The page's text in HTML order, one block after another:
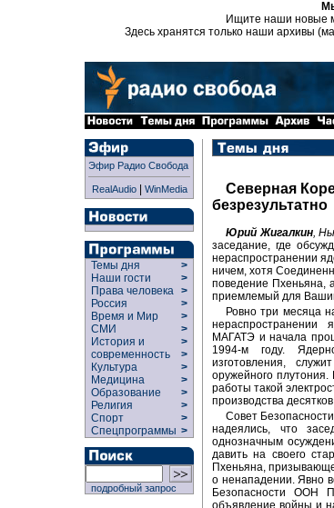
Ищите наши новые
Здесь хранятся только наши архивы
Эфир Радио Свобода
RealAudio| WinMedia
Темы дня
>
Наши гости
>
Права человека >
Россия
>
Время и Мир
>
СМИ
>
История и
современность
>
>
Культура
>
Медицина
>
Образование
>
Религия
>
Спорт
>
Спецпрограммы >
подробный запрос
Северная
безрезультатно
Юрий Жигалкин,
заседание, где
нераспространении
ничем, хотя
поведение Пхеньяна,
приемлемый для
Ровно три месяца
МАГАТЭ и начала
1994-м году.
изготовления,
оружейного плутония.
работы такой
производства
Совет
надеялись, что
однозначным
давить на своего
Пхеньяна,
о ненападении. Явно
Безопасности ООН
объявление войны и